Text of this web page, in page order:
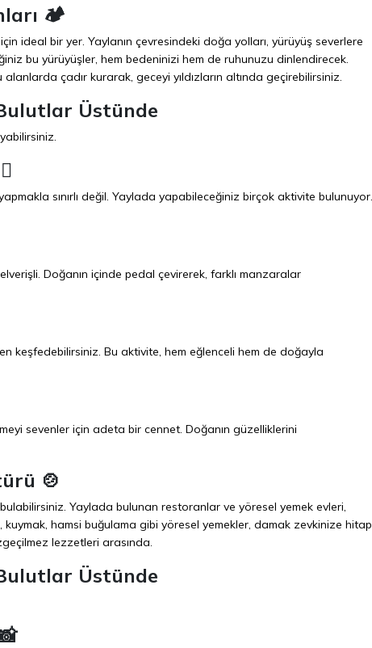
🏕️
ideal bir yer. Yaylanın çevresindeki doğa yolları, yürüyüş severlere
bu yürüyüşler, hem bedeninizi hem de ruhunuzu dinlendirecek.
çadır kurarak, geceyi yıldızların altında geçirebilirsiniz.
Üstünde
sınırlı değil. Yaylada yapabileceğiniz birçok aktivite bulunuyor.
Doğanın içinde pedal çevirerek, farklı manzaralar
keşfedebilirsiniz. Bu aktivite, hem eğlenceli hem de doğayla
sevenler için adeta bir cennet. Doğanın güzelliklerini
🍲
Yaylada bulunan restoranlar ve yöresel yemek evleri,
hamsi buğulama gibi yöresel yemekler, damak zevkinize hitap
lezzetleri arasında.
Üstünde